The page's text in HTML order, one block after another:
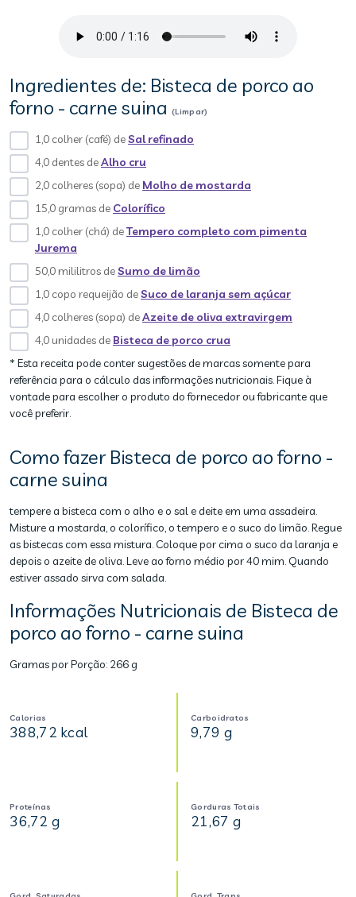
Ingredientes de: Bisteca de porco ao
forno - carne suina (Limpar)
1,0 colher (café) deSal refinado
4,0 dentes deAlho cru
2,0 colheres (sopa) de Molho de mostarda
15,0 gramas de Colorífico
1,0 colher (chá) deTempero completo com pimenta
Jurema
50,0 mililitros deSumo de limão
1,0 copo requeijão deSuco de laranja sem açúcar
4,0 colheres (sopa) deAzeite de oliva extravirgem
4,0 unidades de Bisteca de porco crua
* Esta receita pode conter sugestões de marcas somente para
referência para o cálculo das informações nutricionais. Fique à
vontade para escolher o produto do fornecedor ou fabricante que
você preferir.
Como fazer Bisteca de porco ao forno -
carne suina
tempere a bisteca com o alho e o sal e deite em uma assadeira.
Misture a mostarda, o colorífico, o tempero e o suco do limão. Regue
as bistecas com essa mistura. Coloque por cima o suco da laranja e
depois o azeite de oliva. Leve ao forno médio por 40 mim. Quando
estiver assado sirva com salada.
Informações Nutricionais de Bisteca de
porco ao forno - carne suina
Gramas por Porção: 266 g
Calorias
388,72 kcal
Carboidratos
9,79 g
Proteínas
36,72 g
Gorduras Totais
21,67 g